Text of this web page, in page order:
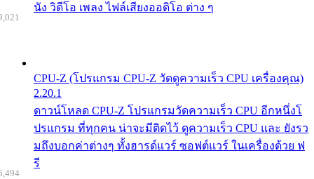
นัง วิดีโอ เพลง ไฟล์เสียงออดิโอ ต่าง ๆ
CPU-Z (โปรแกรม CPU-Z วัดดูความเร็ว CPU เครื่องคุณ)
2.20.1
ดาวน์โหลด CPU-Z โปรแกรมวัดความเร็ว CPU อีกหนึ่งโ
ปรแกรม ที่ทุกคน น่าจะมีติดไว้ ดูความเร็ว CPU และ ยังรว
มถึงบอกค่าต่างๆ ทั้งฮารด์แวร์ ซอฟต์แวร์ ในเครื่องด้วย ฟ
รี